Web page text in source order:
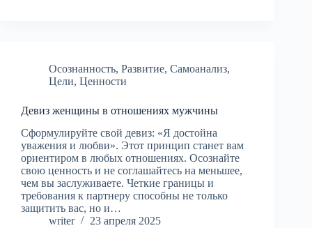
Осознанность, Развитие, Самоанализ,
Цели, Ценности
Девиз женщины в отношениях мужчины
Сформулируйте свой девиз: «Я достойна
уважения и любви». Этот принцип станет вам
ориентиром в любых отношениях. Осознайте
свою ценность и не соглашайтесь на меньшее,
чем вы заслуживаете. Четкие границы и
требования к партнеру способны не только
защитить вас, но и…
writer
23 апреля 2025